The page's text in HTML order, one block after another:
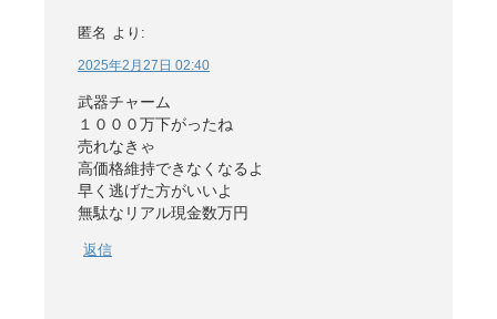
匿名 より:
2025年2月27日 02:40
武器チャーム
１０００万下がったね
売れなきゃ
高価格維持できなくなるよ
早く逃げた方がいいよ
無駄なリアル現金数万円
返信